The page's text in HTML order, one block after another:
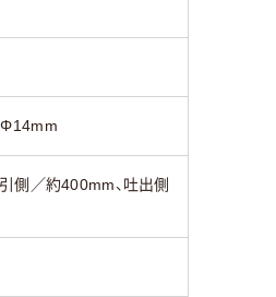
Φ14mm
引側／約400mm、吐出側